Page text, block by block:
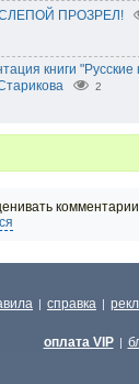
ПРОЗРЕЛ!
книги
2
| справка |
оплата VIP |